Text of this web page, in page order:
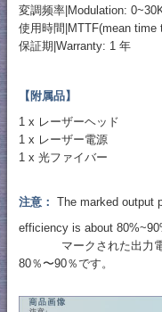
変調频率|Modulation:
使用時間|MTTF(mean time
保証期|Warranty: 1 年
【附属品】
1 x レーザーヘッド
1 x レーザー電源
1 x 光ファイバー
注意： The marked output
efficiency is about
マークされた出力電力
80％〜90％です。